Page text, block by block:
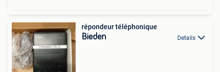
répondeur téléphonique
Bieden Details